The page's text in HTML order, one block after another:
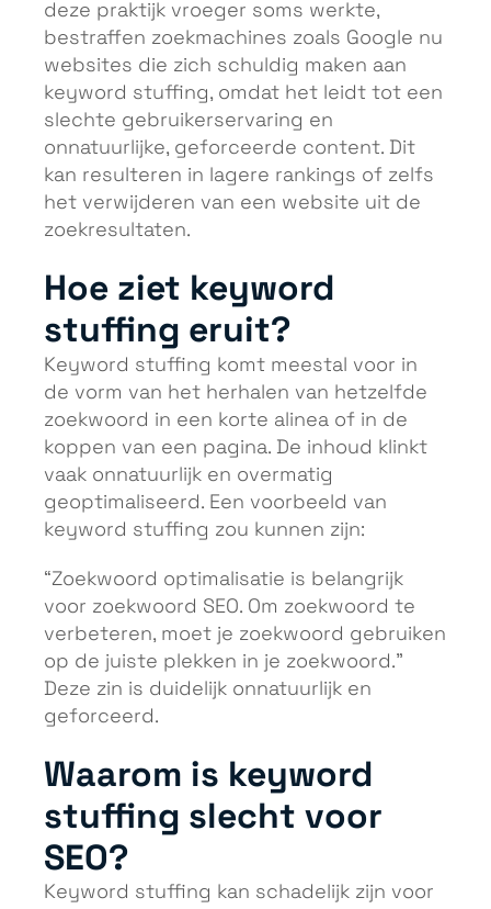
deze praktijk vroeger soms werkte,
bestraffen zoekmachines zoals Google nu
websites die zich schuldig maken aan
keyword stuffing, omdat het leidt tot een
slechte gebruikerservaring en
onnatuurlijke, geforceerde content. Dit
kan resulteren in lagere rankings of zelfs
het verwijderen van een website uit de
zoekresultaten.
Hoe ziet keyword
stuffing eruit?
Keyword stuffing komt meestal voor in
de vorm van het herhalen van hetzelfde
zoekwoord in een korte alinea of in de
koppen van een pagina. De inhoud klinkt
vaak onnatuurlijk en overmatig
geoptimaliseerd. Een voorbeeld van
keyword stuffing zou kunnen zijn:
“Zoekwoord optimalisatie is belangrijk
voor zoekwoord SEO. Om zoekwoord te
verbeteren, moet je zoekwoord gebruiken
op de juiste plekken in je zoekwoord.”
Deze zin is duidelijk onnatuurlijk en
geforceerd.
Waarom is keyword
stuffing slecht voor
SEO?
Keyword stuffing kan schadelijk zijn voor